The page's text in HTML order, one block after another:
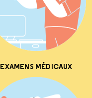
EXAMENS MÉDICAUX